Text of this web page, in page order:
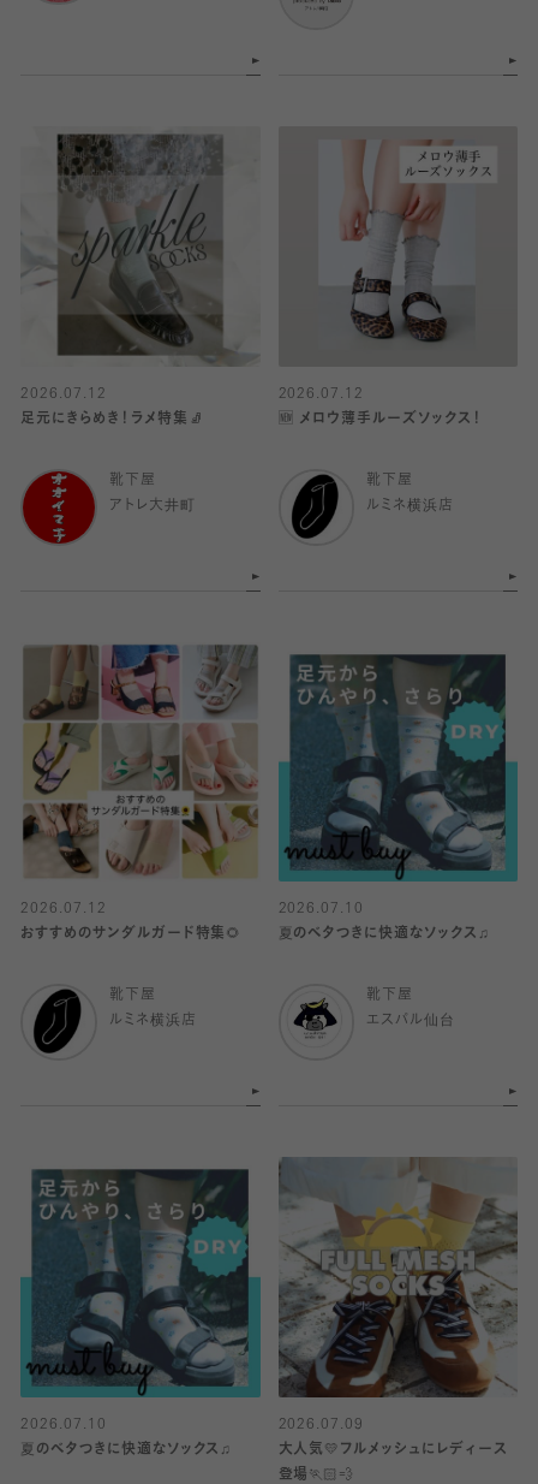
2026.07.12
足元にきらめき！ラメ特集🧦
靴下屋
アトレ大井町
2026.07.12
🆕 メロウ薄手ルーズソックス！
靴下屋
ルミネ横浜店
2026.07.12
おすすめのサンダルガード特集🌻
靴下屋
ルミネ横浜店
2026.07.10
夏のベタつきに快適なソックス♫
靴下屋
エスパル仙台
2026.07.10
夏のベタつきに快適なソックス♫
2026.07.09
大人気💛フルメッシュにレディース
登場🏃🏻💨